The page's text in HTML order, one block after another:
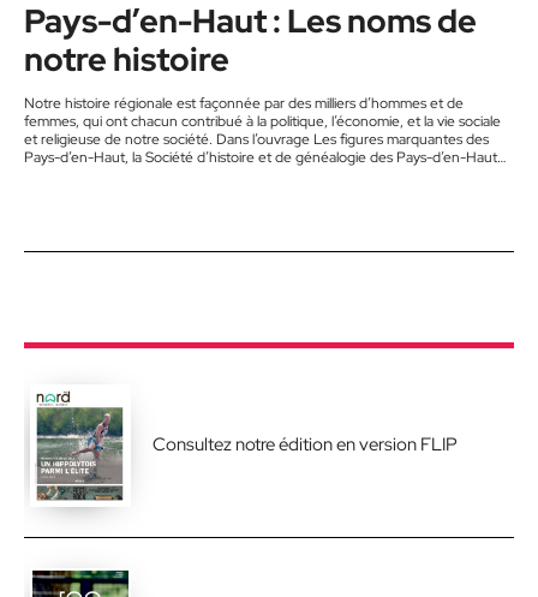
Pays-d’en-Haut : Les noms de
notre histoire
Notre histoire régionale est façonnée par des milliers d’hommes et de
femmes, qui ont chacun contribué à la politique, l’économie, et la vie sociale
et religieuse de notre société. Dans l’ouvrage Les figures marquantes des
Pays-d’en-Haut, la Société d’histoire et de généalogie des Pays-d’en-Haut
Consultez notre édition en version FLIP